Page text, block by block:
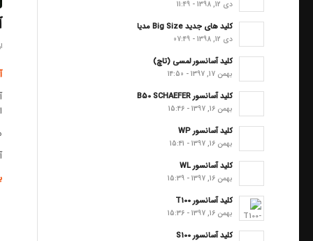
دی 12, 1398 - 11:49
کلید های جدید Big Size مدیا
دی 12, 1398 - 07:49
کلید آسانسور لمسی (تاچ)
بهمن 17, 1397 - 14:50
کلید آسانسور B50 SCHAEFER
بهمن 16, 1397 - 15:46
کلید آسانسور WP
بهمن 16, 1397 - 15:41
کلید آسانسور WL
بهمن 16, 1397 - 15:39
کلید آسانسور T100
بهمن 16, 1397 - 15:36
کلید آسانسور S100